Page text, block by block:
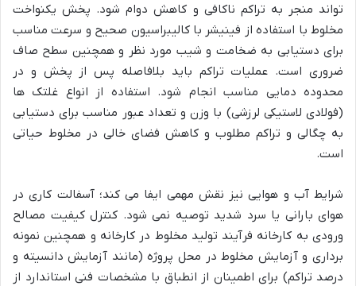
تواند منجر به تراکم ناکافی و کاهش دوام شود. پخش یکنواخت
مخلوط با استفاده از فینیشر با کالیبراسیون صحیح و سرعت مناسب
برای دستیابی به ضخامت و شیب مورد نظر و همچنین سطح صاف
ضروری است. عملیات تراکم باید بلافاصله پس از پخش و در
محدوده دمایی مناسب انجام شود. استفاده از انواع غلتک ها
(فولادی لاستیکی لرزشی) با وزن و تعداد عبور مناسب برای دستیابی
به چگالی و تراکم مطلوب و کاهش فضای خالی در مخلوط حیاتی
است.
شرایط آب و هوایی نیز نقش مهمی ایفا می کند؛ آسفالت کاری در
هوای بارانی یا سرد شدید توصیه نمی شود. کنترل کیفیت مصالح
ورودی به کارخانه فرآیند تولید مخلوط در کارخانه و همچنین نمونه
برداری و آزمایش مخلوط در محل پروژه (مانند آزمایش دانسیته و
درصد تراکم) برای اطمینان از انطباق با مشخصات فنی استاندارد از